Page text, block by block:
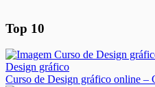
Top 10
Curso de Design gráfico online –